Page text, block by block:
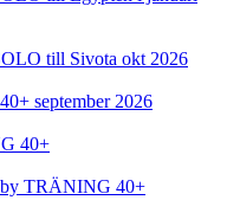
till Sivota okt 2026
september 2026
40+
TRÄNING 40+